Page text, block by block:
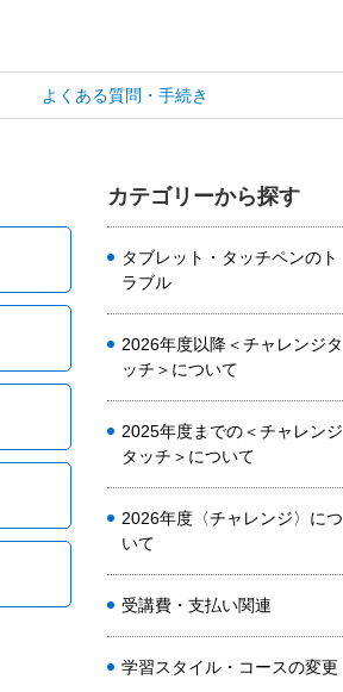
よくある質問・手続き
カテゴリーから探す
タブレット・タッチペンのト
ラブル
2026年度以降＜チャレンジタ
ッチ＞について
2025年度までの＜チャレンジ
タッチ＞について
2026年度〈チャレンジ〉につ
いて
受講費・支払い関連
学習スタイル・コースの変更